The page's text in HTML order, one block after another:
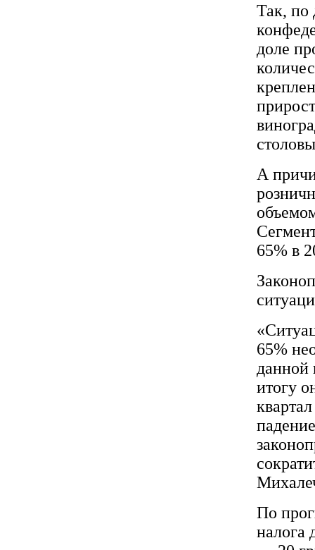
Так, по
доле
А
65% в
65%
данной
итогу
По
налога